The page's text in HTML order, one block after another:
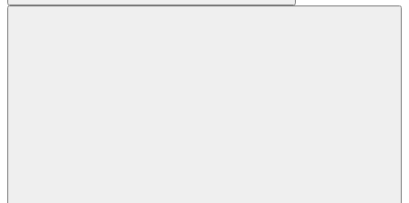
Suchen